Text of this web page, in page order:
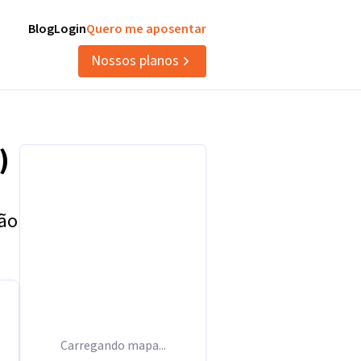
BlogLoginQuero me aposentar
Nossos planos
Carregando mapa...